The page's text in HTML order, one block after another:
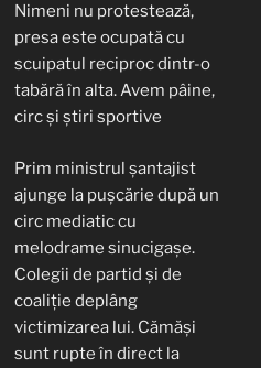
Nimeni nu protestează,
presa este ocupată cu
scuipatul reciproc dintr-o
tabără în alta. Avem pâine,
circ și știri sportive
Prim ministrul șantajist
ajunge la pușcărie după un
circ mediatic cu
melodrame sinucigașe.
Colegii de partid și de
coaliție deplâng
victimizarea lui. Cămăși
sunt rupte în direct la